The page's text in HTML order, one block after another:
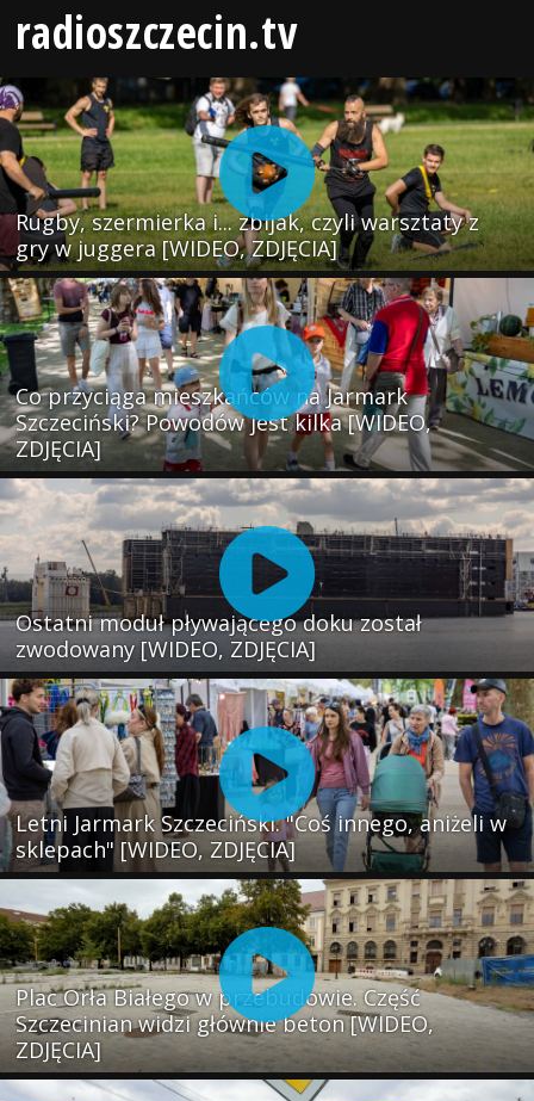
radioszczecin.tv
Rugby, szermierka i... zbijak, czyli warsztaty z
gry w juggera [WIDEO, ZDJĘCIA]
Co przyciąga mieszkańców na Jarmark
Szczeciński? Powodów jest kilka [WIDEO,
ZDJĘCIA]
Ostatni moduł pływającego doku został
zwodowany [WIDEO, ZDJĘCIA]
Letni Jarmark Szczeciński. "Coś innego, aniżeli w
sklepach" [WIDEO, ZDJĘCIA]
Plac Orła Białego w przebudowie. Część
Szczecinian widzi głównie beton [WIDEO,
ZDJĘCIA]